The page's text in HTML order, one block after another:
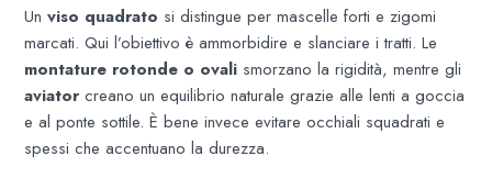
Unviso quadrato si distingue per mascelle forti e zigomi
marcati. Qui l’obiettivo è ammorbidire e slanciare i tratti. Le
montature rotonde o ovali smorzano la rigidità, mentre gli
aviator creano un equilibrio naturale grazie alle lenti a goccia
e al ponte sottile. È bene invece evitare occhiali squadrati e
spessi che accentuano la durezza.